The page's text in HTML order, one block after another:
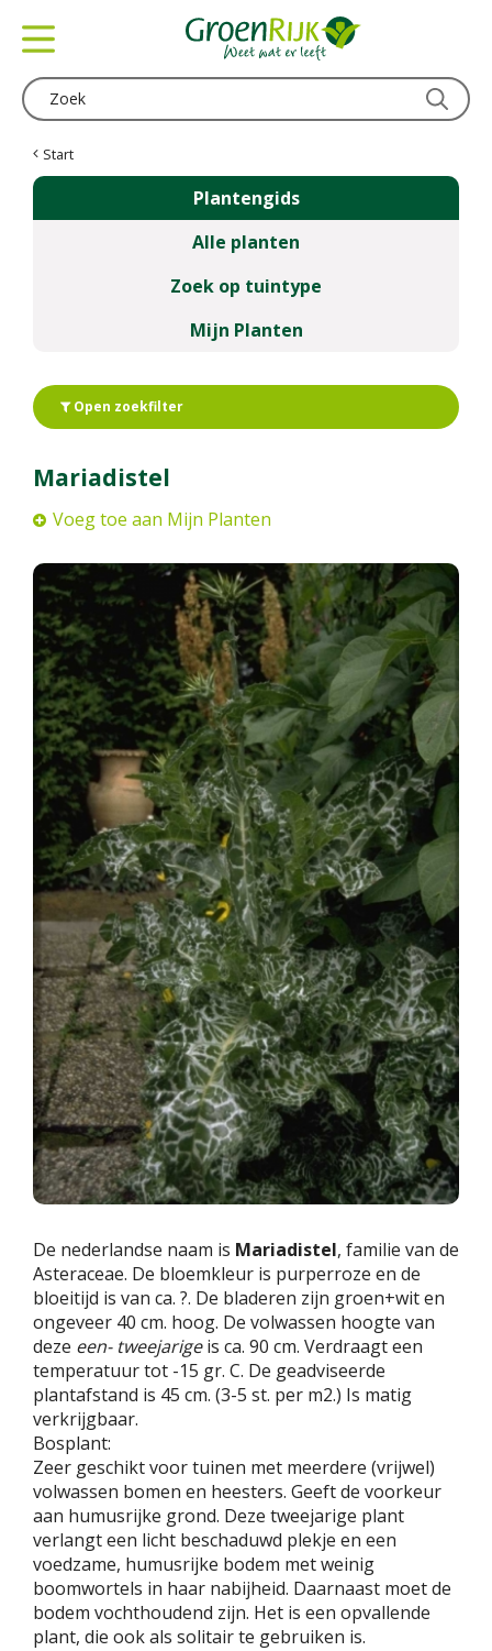
Start
Plantengids
Alle planten
Zoek op tuintype
Mijn Planten
Open zoekfilter
Mariadistel
Voeg toe aan Mijn Planten
De nederlandse naam is Mariadistel, familie van de
Asteraceae. De bloemkleur is purperroze en de
bloeitijd is van ca. ?. De bladeren zijn groen+wit en
ongeveer 40 cm. hoog. De volwassen hoogte van
deze een- tweejarigeis ca. 90 cm. Verdraagt een
temperatuur tot -15 gr. C. De geadviseerde
plantafstand is 45 cm. (3-5 st. per m2.) Is matig
verkrijgbaar.
Bosplant:
Zeer geschikt voor tuinen met meerdere (vrijwel)
volwassen bomen en heesters. Geeft de voorkeur
aan humusrijke grond. Deze tweejarige plant
verlangt een licht beschaduwd plekje en een
voedzame, humusrijke bodem met weinig
boomwortels in haar nabijheid. Daarnaast moet de
bodem vochthoudend zijn. Het is een opvallende
plant, die ook als solitair te gebruiken is.